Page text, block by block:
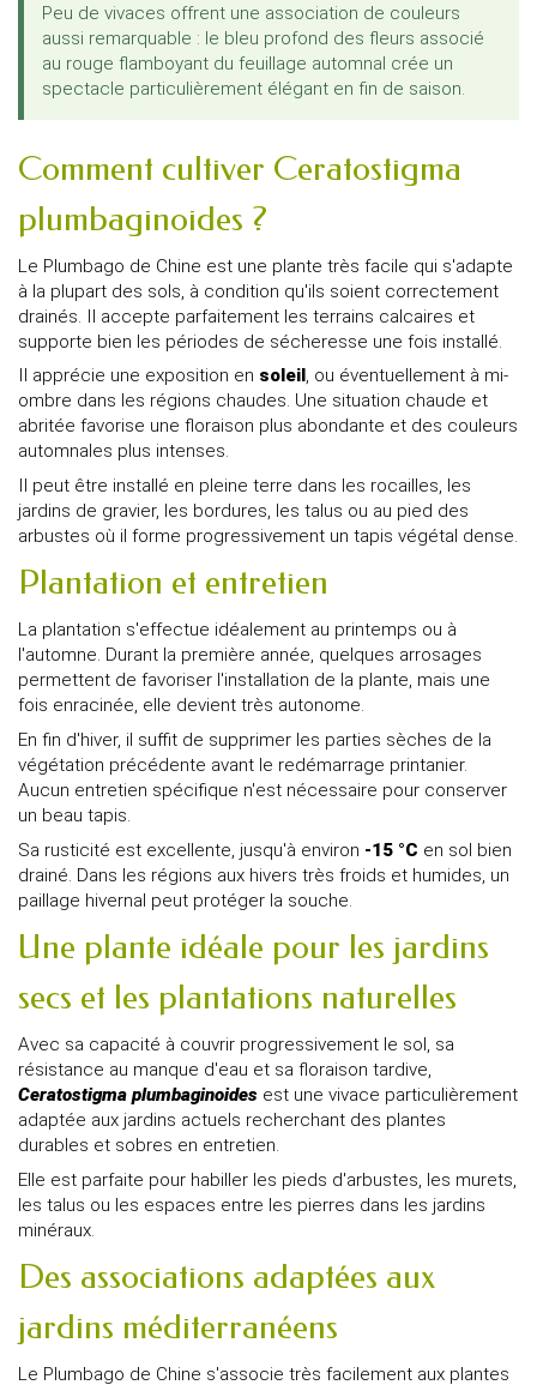
Peu de vivaces offrent une association de couleurs
aussi remarquable : le bleu profond des fleurs associé
au rouge flamboyant du feuillage automnal crée un
spectacle particulièrement élégant en fin de saison.
Comment cultiver Ceratostigma
plumbaginoides ?
Le Plumbago de Chine est une plante très facile qui s'adapte
à la plupart des sols, à condition qu'ils soient correctement
drainés. Il accepte parfaitement les terrains calcaires et
supporte bien les périodes de sécheresse une fois installé.
Il apprécie une exposition en soleil, ou éventuellement à mi-
ombre dans les régions chaudes. Une situation chaude et
abritée favorise une floraison plus abondante et des couleurs
automnales plus intenses.
Il peut être installé en pleine terre dans les rocailles, les
jardins de gravier, les bordures, les talus ou au pied des
arbustes où il forme progressivement un tapis végétal dense.
Plantation et entretien
La plantation s'effectue idéalement au printemps ou à
l'automne. Durant la première année, quelques arrosages
permettent de favoriser l'installation de la plante, mais une
fois enracinée, elle devient très autonome.
En fin d'hiver, il suffit de supprimer les parties sèches de la
végétation précédente avant le redémarrage printanier.
Aucun entretien spécifique n'est nécessaire pour conserver
un beau tapis.
Sa rusticité est excellente, jusqu'à environ -15 °C en sol bien
drainé. Dans les régions aux hivers très froids et humides, un
paillage hivernal peut protéger la souche.
Une plante idéale pour les jardins
secs et les plantations naturelles
Avec sa capacité à couvrir progressivement le sol, sa
résistance au manque d'eau et sa floraison tardive,
Ceratostigma plumbaginoides est une vivace particulièrement
adaptée aux jardins actuels recherchant des plantes
durables et sobres en entretien.
Elle est parfaite pour habiller les pieds d'arbustes, les murets,
les talus ou les espaces entre les pierres dans les jardins
minéraux.
Des associations adaptées aux
jardins méditerranéens
Le Plumbago de Chine s'associe très facilement aux plantes